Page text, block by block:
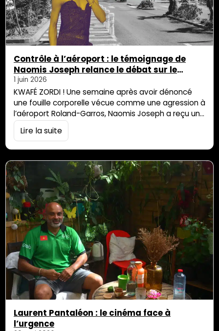
Contrôle à l’aéroport : le témoignage de
Naomis Joseph relance le débat sur le
respect des personnes transgenres
1 juin 2026
KWAFÉ ZORDI ! Une semaine après avoir dénoncé
une fouille corporelle vécue comme une agression à
l’aéroport Roland-Garros, Naomis Joseph a reçu une
réponse de la direction de l’établissement. Si
l’aéroport assure que la procédure a été appliquée
ignorés. Au-delà de son cas personnel, cette affaire
[…]
Lire la suite
Laurent Pantaléon : le cinéma face à
l’urgence